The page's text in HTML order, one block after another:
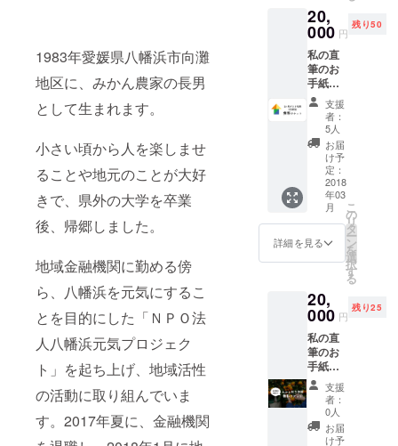
1983年愛媛県八幡浜市向灘
地区に、みかん農家の長男
として生まれます。
小さい頃から人を楽しませ
ることや地元のことが大好
きで、県外の大学を卒業
後、帰郷しました。
地域金融機関に勤める傍
ら、八幡浜を元気にするこ
とを目的にした「ＮＰＯ法
人八幡浜元気プロジェク
ト」を起ち上げ、地域活性
の活動に取り組んでいま
す。 2017年夏に、金融機関
考欄が
ありま
すので
そちら
にお忘
れなく
希望を
ご明記
お願い
いたし
ます。
（A）
① オリ
ジナル
ノート
ジナル
ステッ
ナル⽸
バッチ
（B）
① オリ
ジナルT
シャツ
② オリ
ジナル
トート
バック
（５キ
ロ）を
お送り
しま
す。 サ
イズ・
品種の
指定は
できま
せん。
時期に
応じた
最適な
ものを
お選び
いたし
ます。
ww.kiw
ami-
mikan.n
et/bran
d_detail
6.html
20,
000 円
残り50
私の直
筆のお
手紙を
お送り
しま
す。 コ
ダテル
をゲス
トとし
て１ヶ
（10:00
〜
23:00）
利用で
きる無
ケット
をお送
りしま
す。
１ヶ月
は30日
とし、
日毎の
利用が
できる
ものと
支援
者：
5人
お届
け予
定：
2018
年03
月
詳細を見る
こ
の
リ
タ
ー
ン
を
選
択
す
る
20,
000 円
残り25
私の直
筆のお
手紙を
お送り
しま
す。 私
の実家
がつく
支援
者：
0人
お届
け予